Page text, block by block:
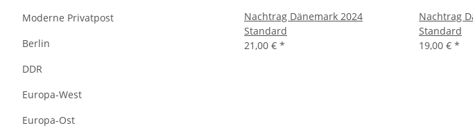
Nachtrag Dänemark 2024
Standard
21,00 € *
Nachtrag
Standard
19,00 € *
Moderne Privatpost
Berlin
DDR
Europa-West
Europa-Ost